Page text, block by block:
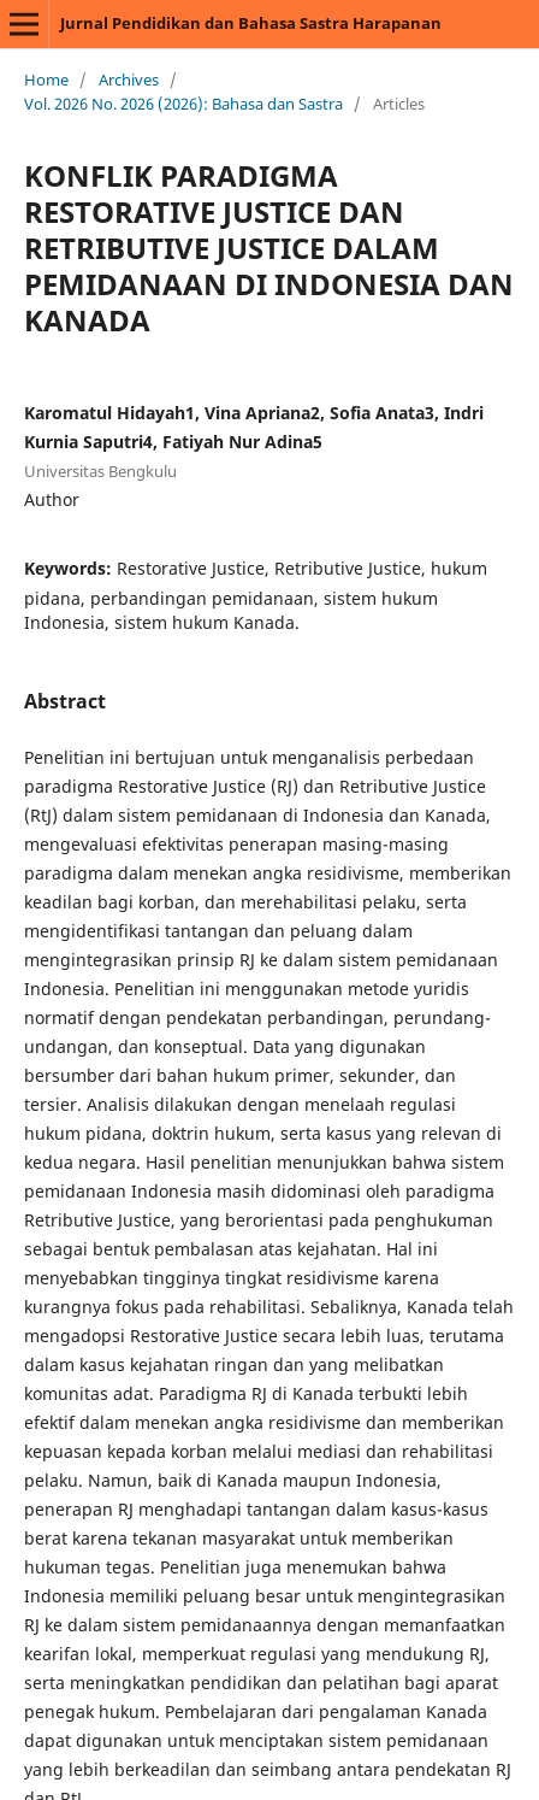
Jurnal Pendidikan dan Bahasa Sastra Harapanan
Home / Archives /
Vol. 2026 No. 2026 (2026): Bahasa dan Sastra / Articles
KONFLIK PARADIGMA
RESTORATIVE JUSTICE DAN
RETRIBUTIVE JUSTICE DALAM
PEMIDANAAN DI INDONESIA DAN
KANADA
Karomatul Hidayah1, Vina Apriana2, Sofia Anata3, Indri
Kurnia Saputri4, Fatiyah Nur Adina5
Universitas Bengkulu
Author
Keywords: Restorative Justice, Retributive Justice, hukum
pidana, perbandingan pemidanaan, sistem hukum
Indonesia, sistem hukum Kanada.
Abstract
Penelitian ini bertujuan untuk menganalisis perbedaan
paradigma Restorative Justice (RJ) dan Retributive Justice
(RtJ) dalam sistem pemidanaan di Indonesia dan Kanada,
mengevaluasi efektivitas penerapan masing-masing
paradigma dalam menekan angka residivisme, memberikan
keadilan bagi korban, dan merehabilitasi pelaku, serta
mengidentifikasi tantangan dan peluang dalam
mengintegrasikan prinsip RJ ke dalam sistem pemidanaan
Indonesia. Penelitian ini menggunakan metode yuridis
normatif dengan pendekatan perbandingan, perundang-
undangan, dan konseptual. Data yang digunakan
bersumber dari bahan hukum primer, sekunder, dan
tersier. Analisis dilakukan dengan menelaah regulasi
hukum pidana, doktrin hukum, serta kasus yang relevan di
kedua negara. Hasil penelitian menunjukkan bahwa sistem
pemidanaan Indonesia masih didominasi oleh paradigma
Retributive Justice, yang berorientasi pada penghukuman
sebagai bentuk pembalasan atas kejahatan. Hal ini
menyebabkan tingginya tingkat residivisme karena
kurangnya fokus pada rehabilitasi. Sebaliknya, Kanada telah
mengadopsi Restorative Justice secara lebih luas, terutama
dalam kasus kejahatan ringan dan yang melibatkan
komunitas adat. Paradigma RJ di Kanada terbukti lebih
efektif dalam menekan angka residivisme dan memberikan
kepuasan kepada korban melalui mediasi dan rehabilitasi
pelaku. Namun, baik di Kanada maupun Indonesia,
penerapan RJ menghadapi tantangan dalam kasus-kasus
berat karena tekanan masyarakat untuk memberikan
hukuman tegas. Penelitian juga menemukan bahwa
Indonesia memiliki peluang besar untuk mengintegrasikan
RJ ke dalam sistem pemidanaannya dengan memanfaatkan
kearifan lokal, memperkuat regulasi yang mendukung RJ,
serta meningkatkan pendidikan dan pelatihan bagi aparat
penegak hukum. Pembelajaran dari pengalaman Kanada
dapat digunakan untuk menciptakan sistem pemidanaan
yang lebih berkeadilan dan seimbang antara pendekatan RJ